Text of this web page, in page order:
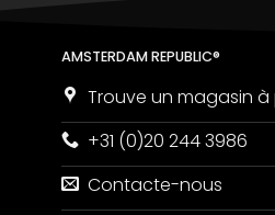
AMSTERDAM REPUBLIC®
Trouve un magasin à
+31 (0)20 244 3986
Contacte-nous